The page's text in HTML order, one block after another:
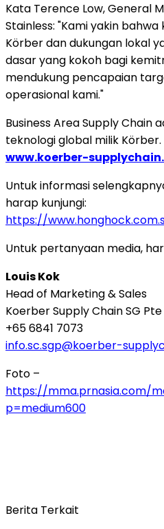
Kata Terence Low, General
Stainless: "Kami yakin
Körber dan dukungan lokal
dasar yang kokoh bagi
mendukung pencapaian
operasional kami."
Business Area Supply Chain
teknologi global milik
www.koerber-
Untuk informasi
harap kunjungi:
https://
Untuk pertanyaan media,
Louis Kok
Head of Marketing & Sales
Koerber Supply Chain SG
+65 6841 7073
info.sc.sgp@koerber-
Foto –
https://mma.prnasia.com/
p=medium600
Berita Terkait